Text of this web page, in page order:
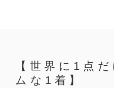
【世界に1点
ムな1着】